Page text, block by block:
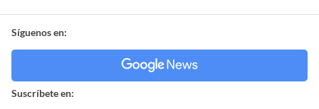
Síguenos en:
Suscríbete en: